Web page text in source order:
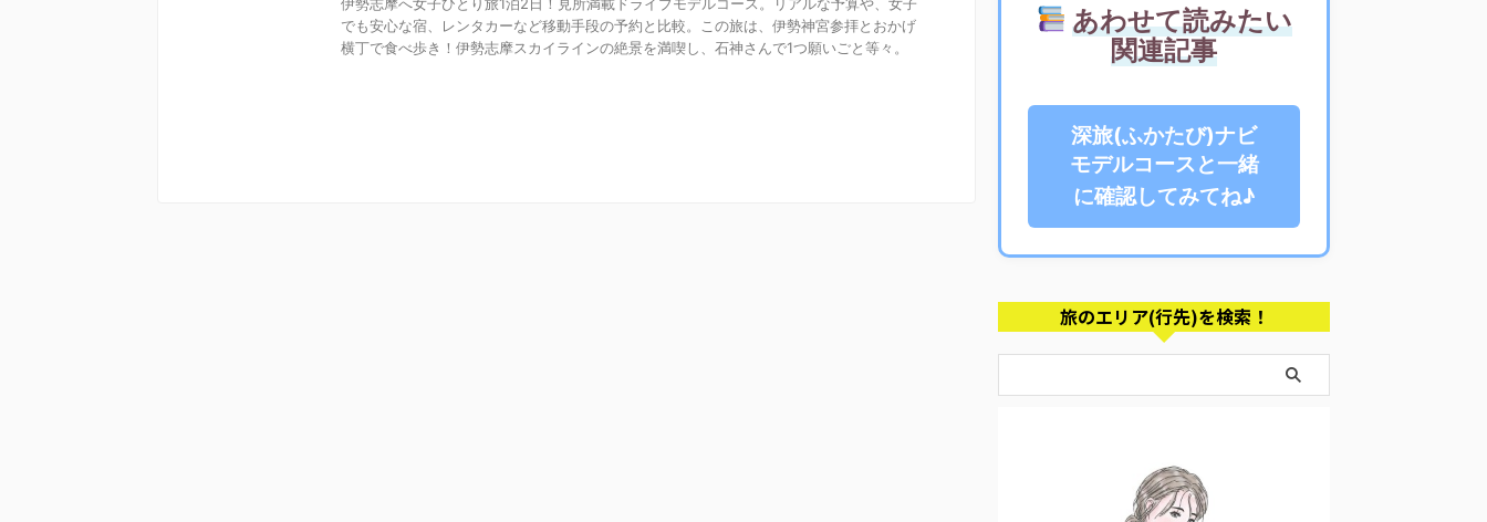
でも安心な宿、レンタカーなど移動手段の予約と比較。この旅は、伊勢神宮参拝とおかげ
横丁で食べ歩き！伊勢志摩スカイラインの絶景を満喫し、石神さんで1つ願いごと等々。
あわせて読みたい
関連記事
深旅(ふかたび)ナビ
モデルコースと一緒
に確認してみてね♪
旅のエリア(行先)を検索！